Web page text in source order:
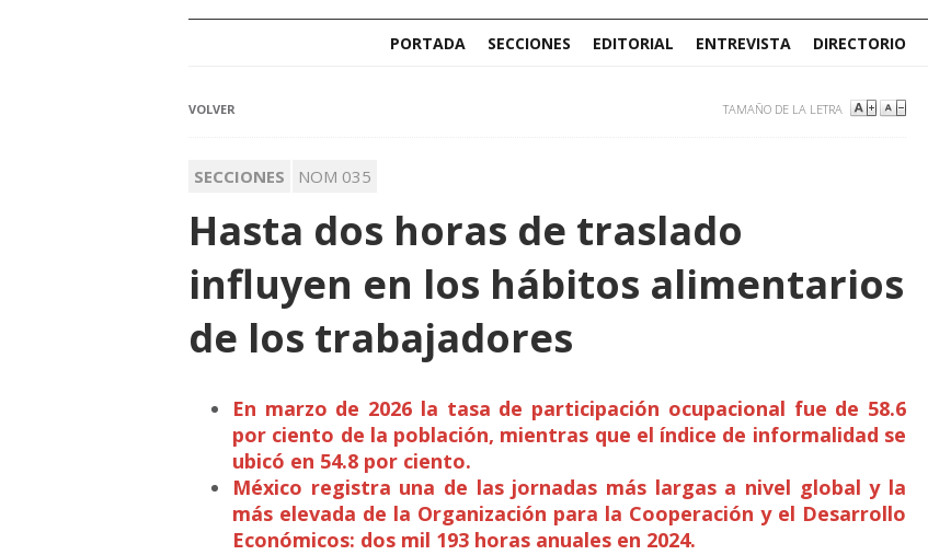
PORTADA SECCIONES EDITORIAL ENTREVISTA DIRECTORIO
VOLVER TAMAÑO DE LA LETRA
SECCIONES NOM 035
Hasta dos horas de traslado
influyen en los hábitos alimentarios
de los trabajadores
En marzo de 2026 la tasa de participación ocupacional fue de 58.6
por ciento de la población, mientras que el índice de informalidad se
ubicó en 54.8 por ciento.
México registra una de las jornadas más largas a nivel global y la
más elevada de la Organización para la Cooperación y el Desarrollo
Económicos: dos mil 193 horas anuales en 2024.